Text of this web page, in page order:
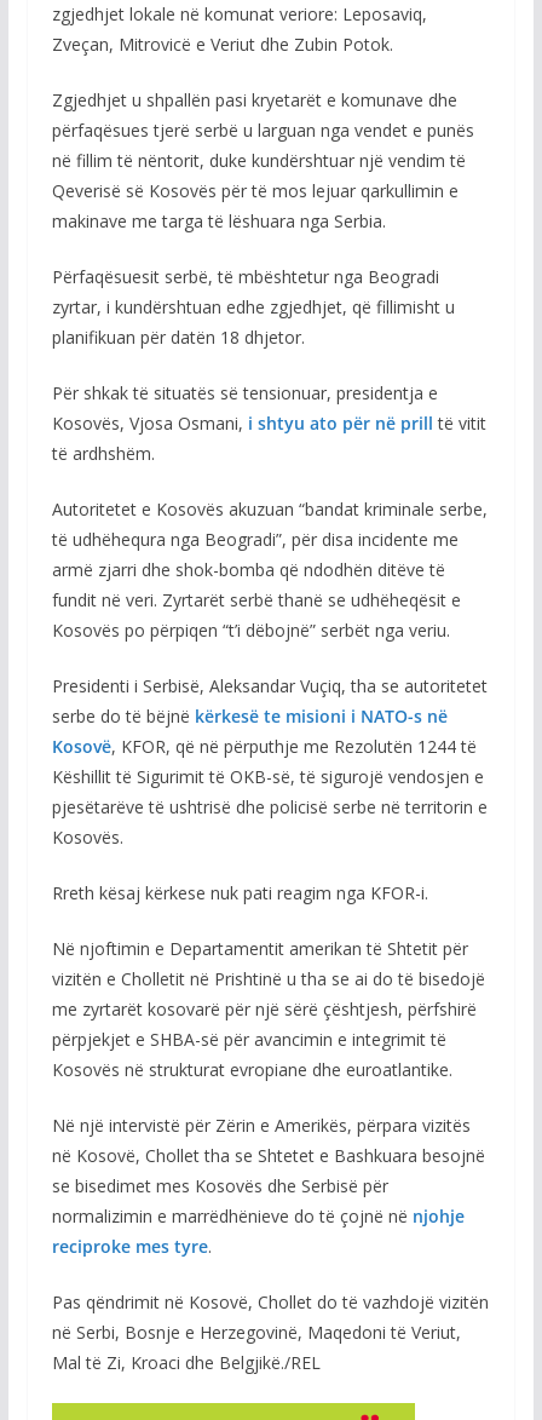
zgjedhjet lokale në komunat veriore: Leposaviq,
Zveçan, Mitrovicë e Veriut dhe Zubin Potok.
Zgjedhjet u shpallën pasi kryetarët e komunave dhe
përfaqësues tjerë serbë u larguan nga vendet e punës
në fillim të nëntorit, duke kundërshtuar një vendim të
Qeverisë së Kosovës për të mos lejuar qarkullimin e
makinave me targa të lëshuara nga Serbia.
Përfaqësuesit serbë, të mbështetur nga Beogradi
zyrtar, i kundërshtuan edhe zgjedhjet, që fillimisht u
planifikuan për datën 18 dhjetor.
Për shkak të situatës së tensionuar, presidentja e
Kosovës, Vjosa Osmani, i shtyu ato për në prilltë vitit
të ardhshëm.
Autoritetet e Kosovës akuzuan “bandat kriminale serbe,
të udhëhequra nga Beogradi”, për disa incidente me
armë zjarri dhe shok-bomba që ndodhën ditëve të
fundit në veri. Zyrtarët serbë thanë se udhëheqësit e
Kosovës po përpiqen “t’i dëbojnë” serbët nga veriu.
Presidenti i Serbisë, Aleksandar Vuçiq, tha se autoritetet
serbe do të bëjnë kërkesë te misioni i NATO-s në
Kosovë, KFOR, që në përputhje me Rezolutën 1244 të
Këshillit të Sigurimit të OKB-së, të sigurojë vendosjen e
pjesëtarëve të ushtrisë dhe policisë serbe në territorin e
Kosovës.
Rreth kësaj kërkese nuk pati reagim nga KFOR-i.
Në njoftimin e Departamentit amerikan të Shtetit për
vizitën e Cholletit në Prishtinë u tha se ai do të bisedojë
me zyrtarët kosovarë për një sërë çështjesh, përfshirë
përpjekjet e SHBA-së për avancimin e integrimit të
Kosovës në strukturat evropiane dhe euroatlantike.
Në një intervistë për Zërin e Amerikës, përpara vizitës
në Kosovë, Chollet tha se Shtetet e Bashkuara besojnë
se bisedimet mes Kosovës dhe Serbisë për
normalizimin e marrëdhënieve do të çojnë në njohje
reciproke mes tyre.
Pas qëndrimit në Kosovë, Chollet do të vazhdojë vizitën
në Serbi, Bosnje e Herzegovinë, Maqedoni të Veriut,
Mal të Zi, Kroaci dhe Belgjikë./REL